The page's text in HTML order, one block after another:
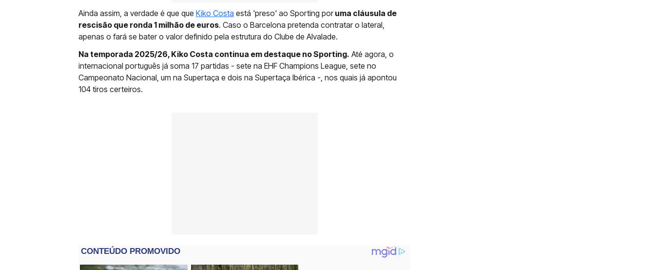
Ainda assim, a verdade é que que Kiko Costa está 'preso' ao Sporting poruma cláusula de
rescisão que ronda 1 milhão de euros. Caso o Barcelona pretenda contratar o lateral,
apenas o fará se bater o valor definido pela estrutura do Clube de Alvalade.
Na temporada 2025/26, Kiko Costa continua em destaque no Sporting. Até agora, o
internacional português já soma 17 partidas - sete na EHF Champions League, sete no
Campeonato Nacional, um na Supertaça e dois na Supertaça Ibérica -, nos quais já apontou
104 tiros certeiros.